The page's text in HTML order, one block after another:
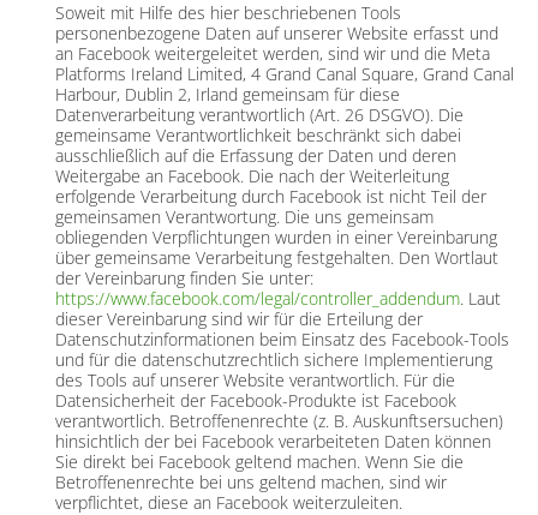
Soweit mit Hilfe des hier beschriebenen Tools
personenbezogene Daten auf unserer Website erfasst und
an Facebook weitergeleitet werden, sind wir und die Meta
Platforms Ireland Limited, 4 Grand Canal Square, Grand Canal
Harbour, Dublin 2, Irland gemeinsam für diese
Datenverarbeitung verantwortlich (Art. 26 DSGVO). Die
gemeinsame Verantwortlichkeit beschränkt sich dabei
ausschließlich auf die Erfassung der Daten und deren
Weitergabe an Facebook. Die nach der Weiterleitung
erfolgende Verarbeitung durch Facebook ist nicht Teil der
gemeinsamen Verantwortung. Die uns gemeinsam
obliegenden Verpflichtungen wurden in einer Vereinbarung
über gemeinsame Verarbeitung festgehalten. Den Wortlaut
der Vereinbarung finden Sie unter:
https://www.facebook.com/legal/controller_addendum. Laut
dieser Vereinbarung sind wir für die Erteilung der
Datenschutzinformationen beim Einsatz des Facebook-Tools
und für die datenschutzrechtlich sichere Implementierung
des Tools auf unserer Website verantwortlich. Für die
Datensicherheit der Facebook-Produkte ist Facebook
verantwortlich. Betroffenenrechte (z. B. Auskunftsersuchen)
hinsichtlich der bei Facebook verarbeiteten Daten können
Sie direkt bei Facebook geltend machen. Wenn Sie die
Betroffenenrechte bei uns geltend machen, sind wir
verpflichtet, diese an Facebook weiterzuleiten.